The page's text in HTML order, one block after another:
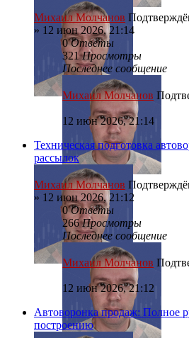
Михаил Молчанов
» 12 июн 2026, 21:14
0Ответы
321Просмотры
Последнее сообщение
Михаил Молчанов
12 июн 2026, 21:14
Техническая подготовка
рассылок
Михаил Молчанов
» 12 июн 2026, 21:12
0Ответы
266Просмотры
Последнее сообщение
Михаил Молчанов
12 июн 2026, 21:12
Автоворонка продаж: Полное
построению